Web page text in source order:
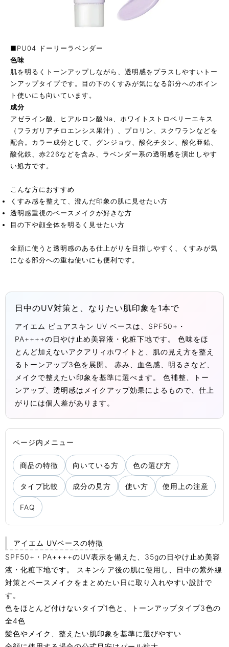
■PU04 ドーリーラベンダー
色味
肌を明るくトーンアップしながら、透明感をプラスしやすいトー
ンアップタイプです。目の下のくすみが気になる部分へのポイン
ト使いにも向いています。
成分
アゼライン酸、ヒアルロン酸Na、ホワイトストロベリーエキス
（フラガリアチロエンシス果汁）、プロリン、スクワランなどを
配合。カラー成分として、グンジョウ、酸化チタン、酸化亜鉛、
酸化鉄、赤226などを含み、ラベンダー系の透明感を演出しやす
い処方です。
こんな方におすすめ
くすみ感を整えて、澄んだ印象の肌に見せたい方
透明感重視のベースメイクが好きな方
目の下や顔全体を明るく見せたい方
全顔に使うと透明感のある仕上がりを目指しやすく、くすみが気
になる部分への重ね使いにも便利です。
日中のUV対策と、なりたい肌印象を1本で
アイエム ピュアスキン UV ベースは、SPF50+・
PA++++の日やけ止め美容液・化粧下地です。 色味をほ
とんど加えないアクアリィホワイトと、肌の見え方を整え
るトーンアップ3色を展開。 赤み、血色感、明るさなど、
メイクで整えたい印象を基準に選べます。 色補整、トー
ンアップ、透明感はメイクアップ効果によるもので、仕上
がりには個人差があります。
ページ内メニュー
商品の特徴 向いている方 色の選び方
タイプ比較 成分の見方 使い方 使用上の注意
FAQ
アイエム UVベースの特徴
SPF50+・PA++++のUV表示を備えた、35gの日やけ止め美容
液・化粧下地です。 スキンケア後の肌に使用し、日中の紫外線
対策とベースメイクをまとめたい日に取り入れやすい設計で
す。
色をほとんど付けないタイプ1色と、トーンアップタイプ3色の
全4色
髪色やメイク、整えたい肌印象を基準に選びやすい